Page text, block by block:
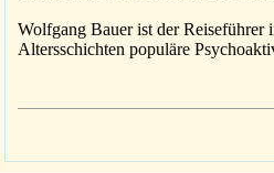
Wolfgang Bauer ist der Reiseführer
Altersschichten populäre